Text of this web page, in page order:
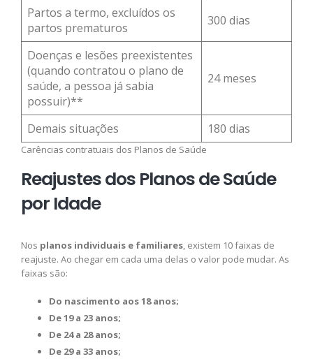
Partos a termo, excluídos os
partos prematuros
300 dias
Doenças e lesões preexistentes
(quando contratou o plano de
saúde, a pessoa já sabia
possuir)**
24 meses
Demais situações 180 dias
Carências contratuais dos Planos de Saúde
Reajustes dos Planos de Saúde
por Idade
Nos planos individuais e familiares, existem 10 faixas de
reajuste. Ao chegar em cada uma delas o valor pode mudar. As
faixas são:
Do nascimento aos 18 anos;
De 19 a 23 anos;
De 24 a 28 anos;
De 29 a 33 anos;